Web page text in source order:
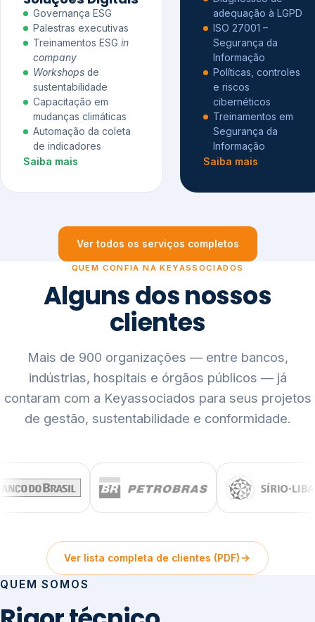
Governança ESG
Palestras executivas
Treinamentos ESG in
company
Workshops de
sustentabilidade
Capacitação em
mudanças climáticas
Automação da coleta
de indicadores
Saiba mais
adequação à LGPD
ISO 27001 –
Segurança da
Informação
Políticas, controles
e riscos
cibernéticos
Treinamentos em
Segurança da
Informação
Saiba mais
Ver todos os serviços completos
QUEM CONFIA NA KEYASSOCIADOS
Alguns dos nossos
clientes
Mais de 900 organizações — entre bancos,
indústrias, hospitais e órgãos públicos — já
contaram com a Keyassociados para seus projetos
de gestão, sustentabilidade e conformidade.
Ver lista completa de clientes (PDF)
QUEM SOMOS